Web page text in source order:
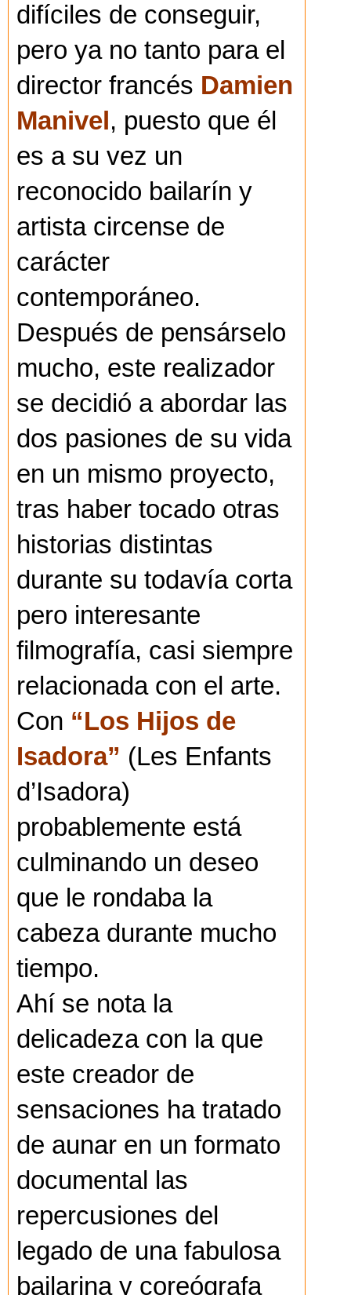
difíciles de conseguir,
pero ya no tanto para el
director francés Damien
Manivel , puesto que él
es a su vez un
reconocido bailarín y
artista circense de
carácter
contemporáneo.
Después de pensárselo
mucho, este realizador
se decidió a abordar las
dos pasiones de su vida
en un mismo proyecto,
tras haber tocado otras
historias distintas
durante su todavía corta
pero interesante
filmografía, casi siempre
relacionada con el arte.
Con “Los Hijos de
Isadora” (Les Enfants
d’Isadora)
probablemente está
culminando un deseo
que le rondaba la
cabeza durante mucho
tiempo.
Ahí se nota la
delicadeza con la que
este creador de
sensaciones ha tratado
de aunar en un formato
documental las
repercusiones del
legado de una fabulosa
bailarina y coreógrafa